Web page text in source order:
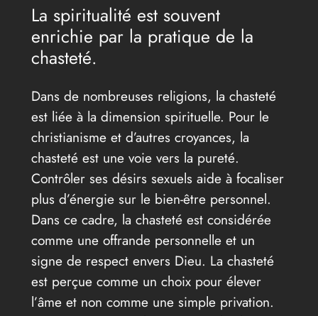
La spiritualité est souvent
enrichie par la pratique de la
chasteté.
Dans de nombreuses religions, la chasteté
est liée à la dimension spirituelle. Pour le
christianisme et d’autres croyances, la
chasteté est une voie vers la pureté.
Contrôler ses désirs sexuels aide à focaliser
plus d’énergie sur le bien-être personnel.
Dans ce cadre, la chasteté est considérée
comme une offrande personnelle et un
signe de respect envers Dieu. La chasteté
est perçue comme un choix pour élever
l’âme et non comme une simple privation.